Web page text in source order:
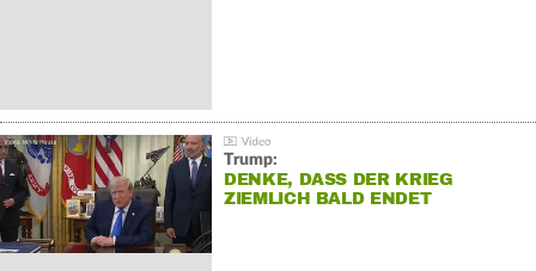
Trump:
DENKE, DASS DER KRIEG
ZIEMLICH BALD ENDET